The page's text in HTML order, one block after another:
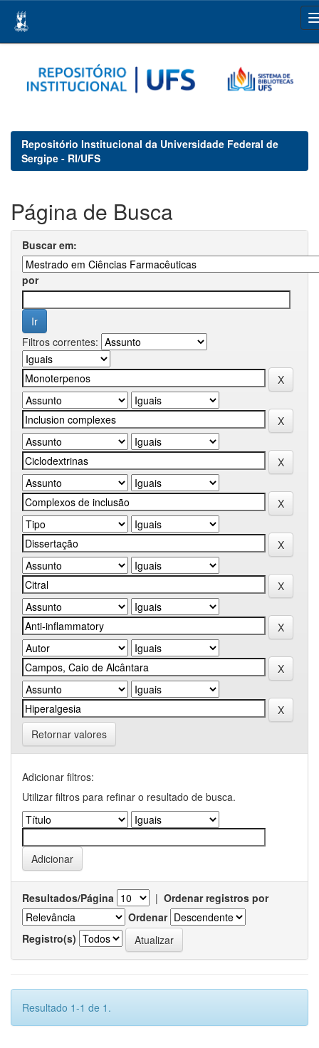
navigation
Repositório Institucional da Universidade Federal de
Sergipe - RI/UFS
Página de Busca
Buscar em:
por
Filtros correntes:
Retornar valores
Adicionar filtros:
Utilizar filtros para refinar o resultado de busca.
Resultados/Página | Ordenar registros por
Ordenar
Registro(s)
Resultado 1-1 de 1.